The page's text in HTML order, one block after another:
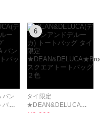
ッ
6
タイ限定